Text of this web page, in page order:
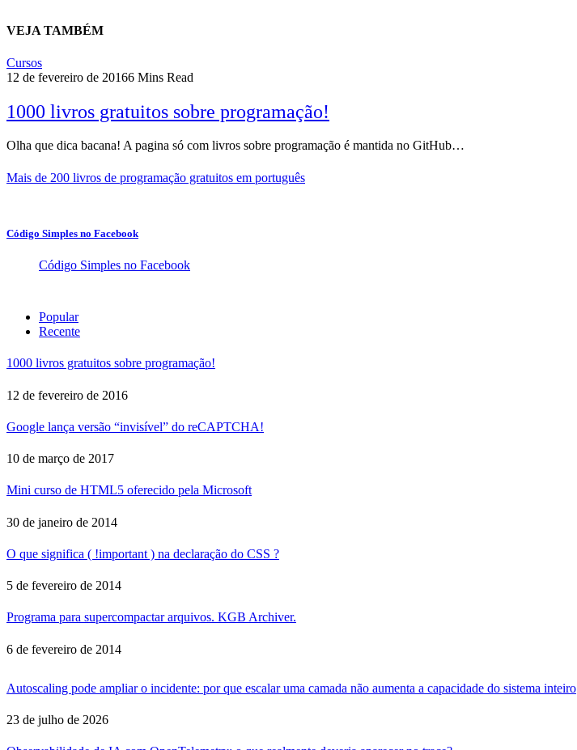
VEJA TAMBÉM
Cursos
12 de fevereiro de 20166 Mins Read
1000 livros gratuitos sobre programação!
Olha que dica bacana! A pagina só com livros sobre programação é mantida no GitHub…
Mais de 200 livros de programação gratuitos em português
Código Simples no Facebook
Código Simples no Facebook
Popular
Recente
1000 livros gratuitos sobre programação!
12 de fevereiro de 2016
Google lança versão “invisível” do reCAPTCHA!
10 de março de 2017
Mini curso de HTML5 oferecido pela Microsoft
30 de janeiro de 2014
O que significa ( !important ) na declaração do CSS ?
5 de fevereiro de 2014
Programa para supercompactar arquivos. KGB Archiver.
6 de fevereiro de 2014
Autoscaling pode ampliar o incidente: por que escalar uma camada não aumenta a capacidade do sistema inteiro
23 de julho de 2026